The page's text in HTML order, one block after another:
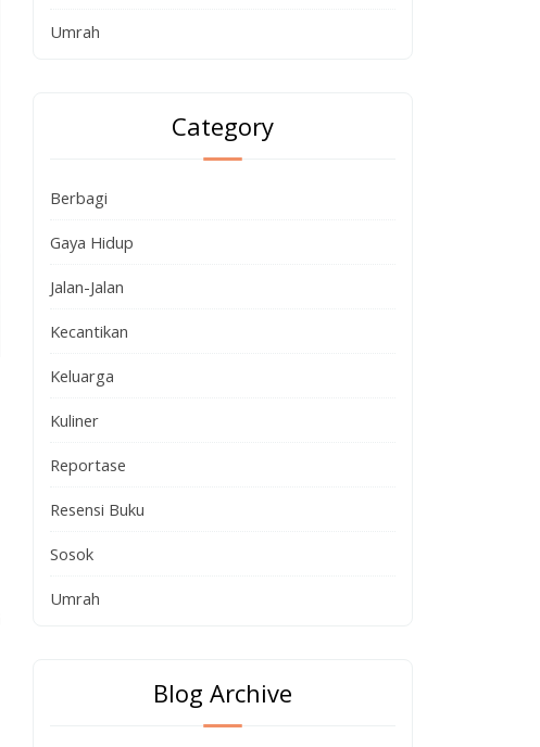
Umrah
Category
Berbagi
Gaya Hidup
Jalan-Jalan
Kecantikan
Keluarga
Kuliner
Reportase
Resensi Buku
Sosok
Umrah
Blog Archive